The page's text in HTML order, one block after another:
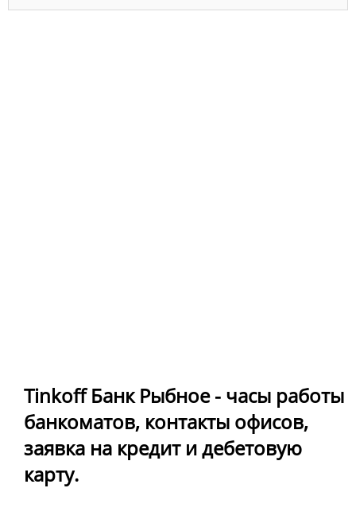
Tinkoff Банк Рыбное - часы работы
банкоматов, контакты офисов,
заявка на кредит и дебетовую
карту.